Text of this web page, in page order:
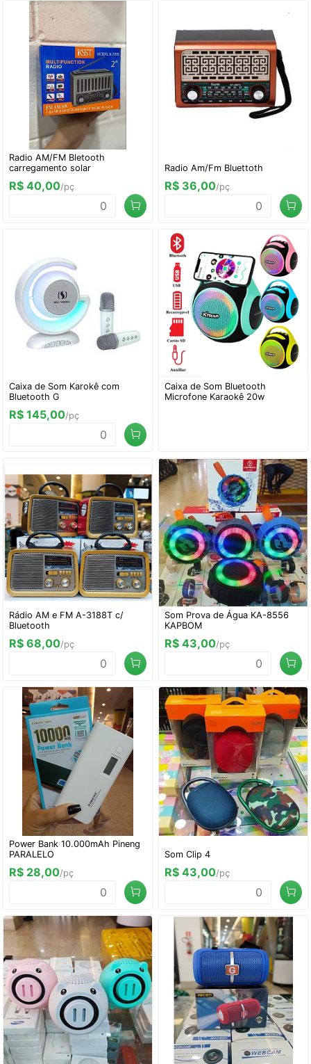
Radio AM/FM Bletooth
carregamento solar
R$ 40,00/pç
Radio Am/Fm Bluettoth
R$ 36,00/pç
Caixa de Som Karokê com
Bluetooth G
R$ 145,00/pç
Caixa de Som Bluetooth
Microfone Karaokê 20w
Rádio AM e FM A-3188T c/
Bluetooth
R$ 68,00/pç
Som Prova de Água KA-8556
KAPBOM
R$ 43,00/pç
Power Bank 10.000mAh Pineng
PARALELO
R$ 28,00/pç
Som Clip 4
R$ 43,00/pç